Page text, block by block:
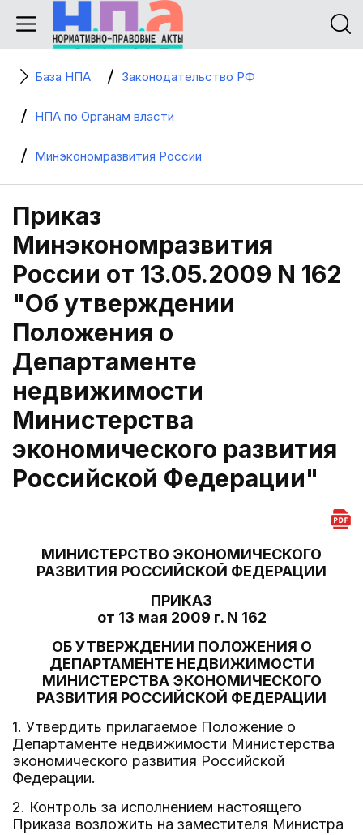
База НПА Законодательство РФ
НПА по Органам власти
Минэкономразвития России
Приказ
Минэкономразвития
России от 13.05.2009 N 162
"Об утверждении
Положения о
Департаменте
недвижимости
Министерства
экономического развития
Российской Федерации"
МИНИСТЕРСТВО ЭКОНОМИЧЕСКОГО
РАЗВИТИЯ РОССИЙСКОЙ ФЕДЕРАЦИИ
ПРИКАЗ
от 13 мая 2009 г. N 162
ОБ УТВЕРЖДЕНИИ ПОЛОЖЕНИЯ О
ДЕПАРТАМЕНТЕ НЕДВИЖИМОСТИ
МИНИСТЕРСТВА ЭКОНОМИЧЕСКОГО
РАЗВИТИЯ РОССИЙСКОЙ ФЕДЕРАЦИИ
1. Утвердить прилагаемое Положение о
Департаменте недвижимости Министерства
экономического развития Российской
Федерации.
2. Контроль за исполнением настоящего
Приказа возложить на заместителя Министра